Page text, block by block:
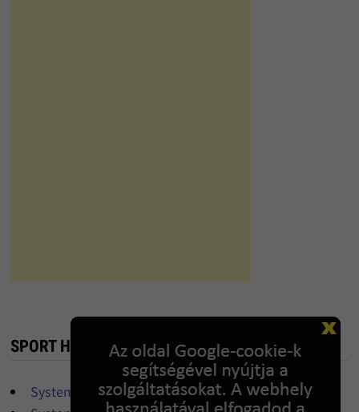
SPORT HIRDETŐ
Systema edzések Budapesten